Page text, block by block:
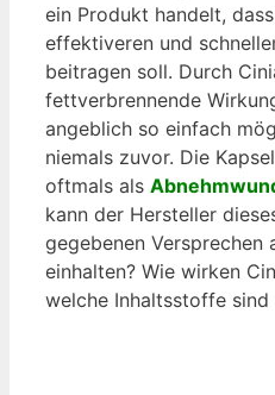
ein Produkt handelt,
effektiveren und
beitragen soll. Durch
fettverbrennende
angeblich so einfach
niemals zuvor. Die
oftmals als
kann der Hersteller
gegebenen Versprechen
einhalten? Wie wirken
welche Inhaltsstoffe sind